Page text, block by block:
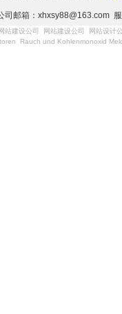
司邮箱：xhxsy88@163.com
站建设公司 网站建设公司
网站设计
Rauch und Kohlenmonoxid